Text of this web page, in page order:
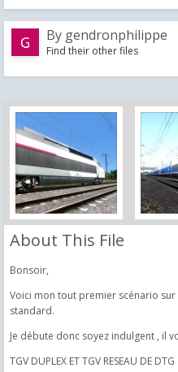
By gendronphilippe
Find their other files
About This File
Bonsoir,
Voici mon tout premier scénario sur
standard.
Je débute donc soyez indulgent , il
TGV DUPLEX ET TGV RESEAU DE DTG